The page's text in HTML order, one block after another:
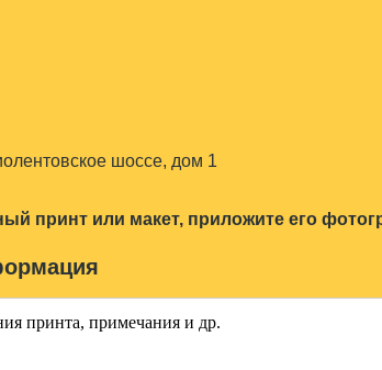
шоссе, дом 1
принт или макет, приложите его